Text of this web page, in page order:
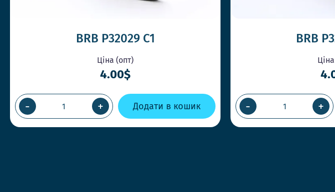
BRB P32029 C1
Ціна (опт)
4.00$
- + Додати в кошик
BRB
- +